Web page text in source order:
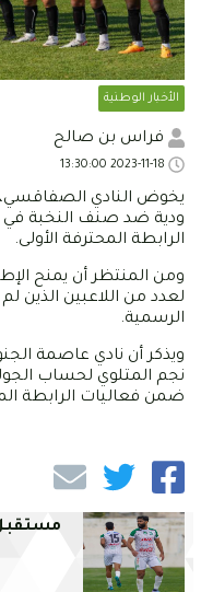
الأخبار الوطنية
فراس بن صالح
ودية ضد صنف النخبة في
الرابطة المحترفة الأولى.
ومن المنتظر أن يمنح
لعدد من اللاعبين الذين
الرسمية.
ويذكر أن نادي عاصمة
نجم المتلوي لحساب
ضمن فعاليات الرابطة